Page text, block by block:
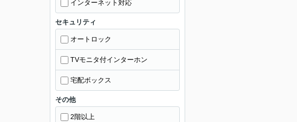
インターネット対応
セキュリティ
オートロック
TVモニタ付インターホン
宅配ボックス
その他
2階以上